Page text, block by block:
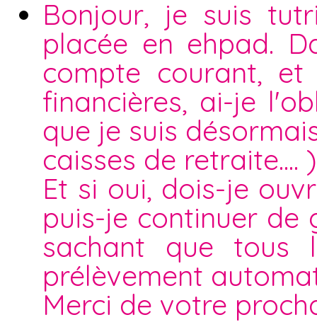
Bonjour, je suis
placée en ehpad.
compte courant,
financières, ai-je
que je suis
caisses de retraite....
Et si oui, dois-je
puis-je continuer de
sachant que tous
prélèvement
Merci de votre